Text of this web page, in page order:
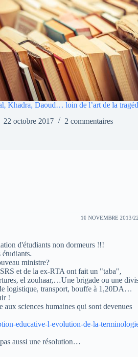
Khadra, Daoud… loin de l’art de la
22 octobre 2017
2 commentaires
10 NOVEMBRE 2013/
d'étudiants non dormeurs !!!
ministre?
et de la ex-RTA ont fait un "taba",
el zouhaar,…Une brigade ou une
logistique, transport, bouffe à 1,20DA…
!
sciences humaines qui sont devenues
educative-l-evolution-de-la-
aussi une résolution…